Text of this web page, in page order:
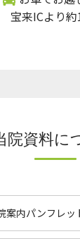
宝来ICより
院資料に
案内パンフレッ